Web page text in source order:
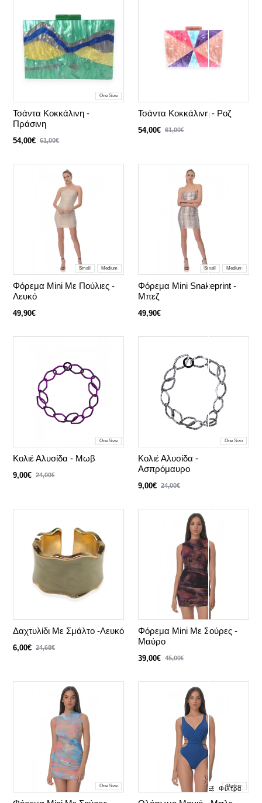
One Size
Τσάντα Κοκκάλινη -
Πράσινη
54,00€ 61,00€
Τσάντα Κοκκάλινη - Ροζ
54,00€ 61,00€
Small Medium
Φόρεμα Mini Με Πούλιες -
Λευκό
49,90€
Small Medium
Φόρεμα Mini Snakeprint -
Μπεζ
49,90€
One Size
Κολιέ Αλυσίδα - Μωβ
9,00€ 24,00€
One Size
Κολιέ Αλυσίδα -
Ασπρόμαυρο
9,00€ 24,00€
Δαχτυλίδι Με Σμάλτο -Λευκό
6,00€ 24,68€
Φόρεμα Mini Με Σούρες -
Μαύρο
39,00€ 45,00€
One Size Medium
Φίλτρα